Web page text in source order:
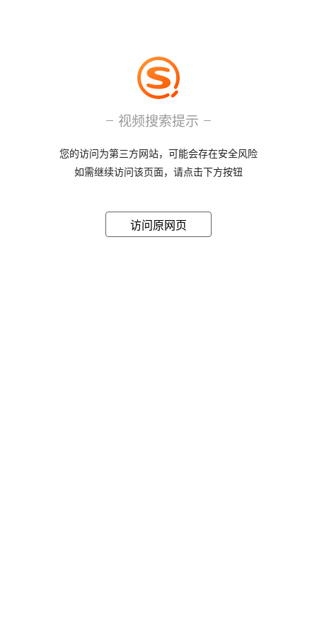
视频搜索提示
您的访问为第三方网站，可能会存在安全风险
如需继续访问该页面，请点击下方按钮
访问原网页